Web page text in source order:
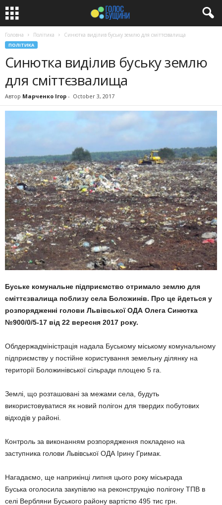
Головна Політика Синютка виділив буську землю для сміттєзвалища
ПОЛІТИКА
Синютка виділив буську землю
для сміттєзвалища
Автор Марченко Ігор - October 3, 2017
Буське комунальне підприємство отримало землю для
сміттєзвалища поблизу села Боложинів. Про це йдеться у
розпорядженні голови Львівської ОДА Олега Синютка
№900/0/5-17 від 22 вересня 2017 року.
Облдержадміністрація надала Буському міському комунальному
підприємству у постійне користування земельну ділянку на
території Боложинівської сільради площею 5 га.
Землі, що розташовані за межами села, будуть
використовуватися як новий полігон для твердих побутових
відходів у районі.
Контроль за виконанням розпорядження покладено на
заступника голови Львівської ОДА Ірину Гримак.
Нагадаємо, ще наприкінці липня цього року міськрада
Буська оголосила закупівлю на реконструкцію полігону ТПВ в
селі Вербляни Буського району вартістю 495 тис грн.